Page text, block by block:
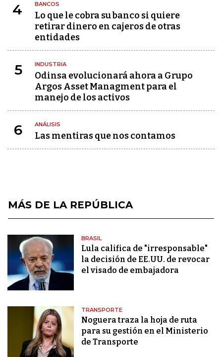
4 BANCOS
Lo que le cobra su banco si quiere
retirar dinero en cajeros de otras
entidades
5 INDUSTRIA
Odinsa evolucionará ahora a Grupo
Argos Asset Managment para el
manejo de los activos
6 ANÁLISIS
Las mentiras que nos contamos
MÁS DE LA REPÚBLICA
BRASIL
Lula califica de "irresponsable"
la decisión de EE.UU. de revocar
el visado de embajadora
TRANSPORTE
Noguera traza la hoja de ruta
para su gestión en el Ministerio
de Transporte